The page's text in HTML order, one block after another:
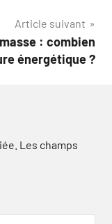
Article suivant
: combien
énergétique ?
Les champs